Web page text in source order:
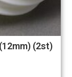
(2st)